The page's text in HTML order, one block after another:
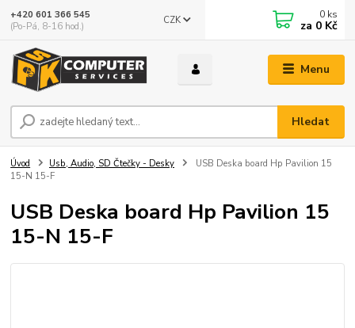
Menu
CZK
Hledat
+420 601 366 545
(Po-Pá, 8-16 hod.)
0 ks
za 0 Kč
Úvod Usb, Audio, SD Čtečky - Desky
USB Deska board Hp Pavilion 15
15-N 15-F
USB Deska board Hp Pavilion 15
15-N 15-F